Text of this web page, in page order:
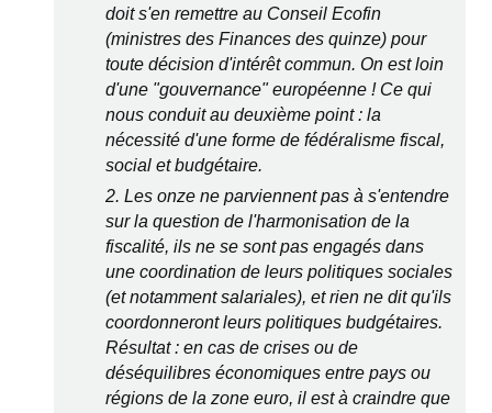
doit s'en remettre au Conseil Ecofin
(ministres des Finances des quinze) pour
toute décision d'intérêt commun. On est loin
d'une "gouvernance" européenne ! Ce qui
nous conduit au deuxième point : la
nécessité d'une forme de fédéralisme fiscal,
social et budgétaire.
2. Les onze ne parviennent pas à s'entendre
sur la question de l'harmonisation de la
fiscalité, ils ne se sont pas engagés dans
une coordination de leurs politiques sociales
(et notamment salariales), et rien ne dit qu'ils
coordonneront leurs politiques budgétaires.
Résultat : en cas de crises ou de
déséquilibres économiques entre pays ou
régions de la zone euro, il est à craindre que